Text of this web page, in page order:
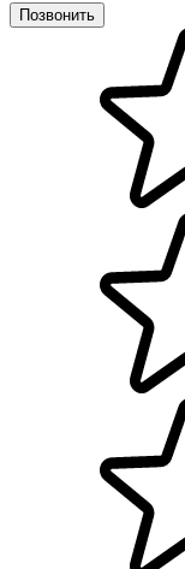
Позвонить